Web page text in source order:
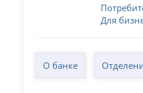
Для
О банке